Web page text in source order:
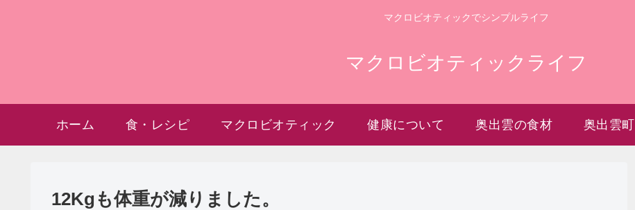
マクロビオティックでシンプルライフ
マクロビオティックライフ
ホーム 食・レシピ マクロビオティック 健康について 奥出雲の食材 奥出雲
12Kgも体重が減りました。